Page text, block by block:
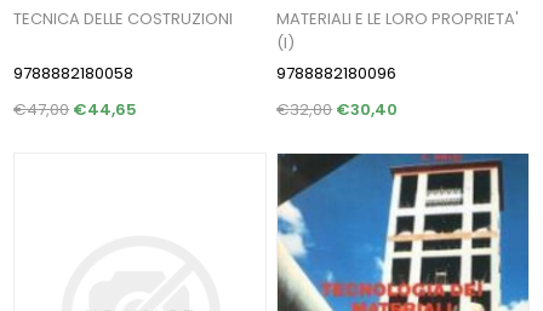
TECNICA DELLE COSTRUZIONI
9788882180058
€47,00 €44,65
MATERIALI E LE LORO PROPRIETA'
(I)
9788882180096
€32,00€30,40